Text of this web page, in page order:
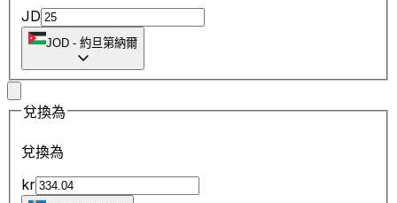
JD
JOD - 約旦第納爾
兌換為
兌換為
kr